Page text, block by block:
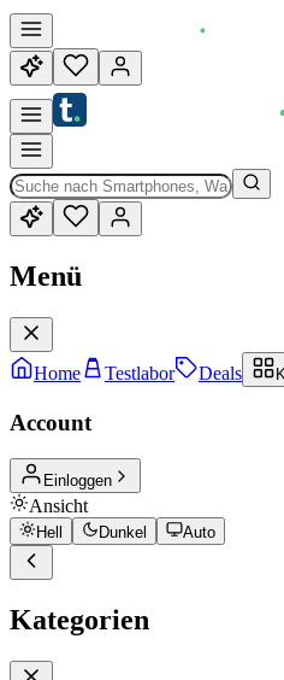
Menü
Home Testlabor Deals
Account
Einloggen
Ansicht
Hell Dunkel Auto
Kategorien